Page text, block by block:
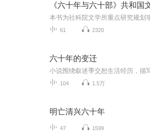
《六十年与六十部》共和国
61 2320
六十年的变迁
104 1.5万
明亡清兴六十年
47 1599